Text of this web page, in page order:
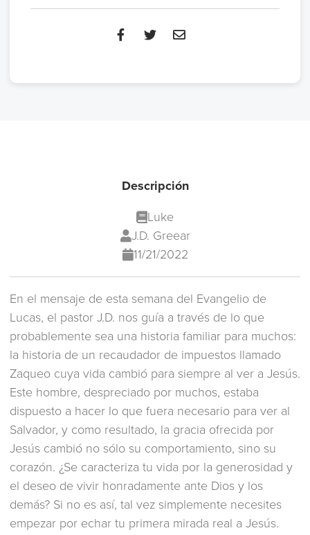
Descripción
Luke
J.D. Greear
11/21/2022
En el mensaje de esta semana del Evangelio de
Lucas, el pastor J.D. nos guía a través de lo que
probablemente sea una historia familiar para muchos:
la historia de un recaudador de impuestos llamado
Zaqueo cuya vida cambió para siempre al ver a Jesús.
Este hombre, despreciado por muchos, estaba
dispuesto a hacer lo que fuera necesario para ver al
Salvador, y como resultado, la gracia ofrecida por
Jesús cambió no sólo su comportamiento, sino su
corazón. ¿Se caracteriza tu vida por la generosidad y
el deseo de vivir honradamente ante Dios y los
demás? Si no es así, tal vez simplemente necesites
empezar por echar tu primera mirada real a Jesús.